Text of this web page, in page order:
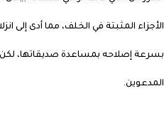
الأجزاء المثبتة في الخلف، مما أدى
بسرعة إصلاحه بمساعدة صديقاتها،
المدعوين.